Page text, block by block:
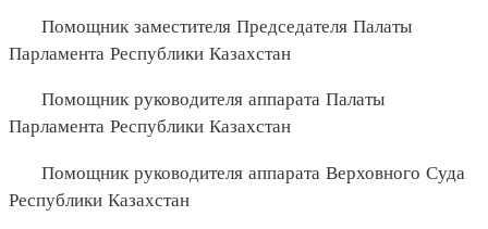
Помощник заместителя Председателя Палаты
Парламента Республики Казахстан
Помощник руководителя аппарата Палаты
Парламента Республики Казахстан
Помощник руководителя аппарата Верховного Суда
Республики Казахстан